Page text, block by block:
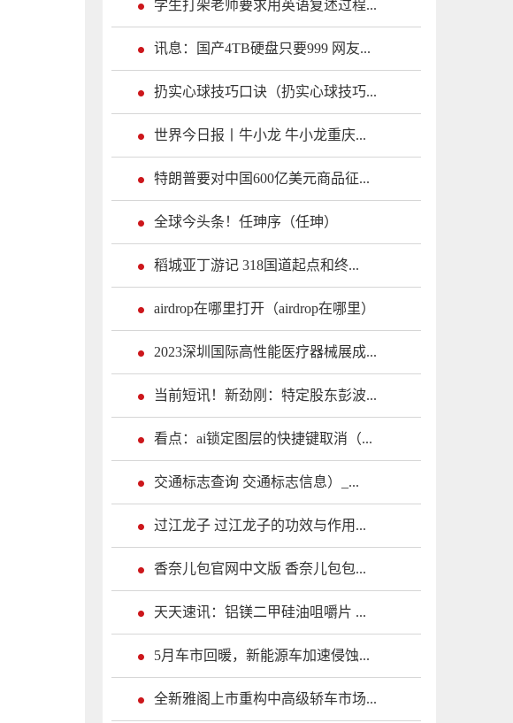
学生打架老师要求用英语复述过程...
讯息：国产4TB硬盘只要999 网友...
扔实心球技巧口诀（扔实心球技巧...
世界今日报丨牛小龙 牛小龙重庆...
特朗普要对中国600亿美元商品征...
全球今头条！任珅序（任珅）
稻城亚丁游记 318国道起点和终...
airdrop在哪里打开（airdrop在哪里）
2023深圳国际高性能医疗器械展成...
当前短讯！新劲刚：特定股东彭波...
看点：ai锁定图层的快捷键取消（...
交通标志查询 交通标志信息）_...
过江龙子 过江龙子的功效与作用...
香奈儿包官网中文版 香奈儿包包...
天天速讯：铝镁二甲硅油咀嚼片 ...
5月车市回暖，新能源车加速侵蚀...
全新雅阁上市重构中高级轿车市场...